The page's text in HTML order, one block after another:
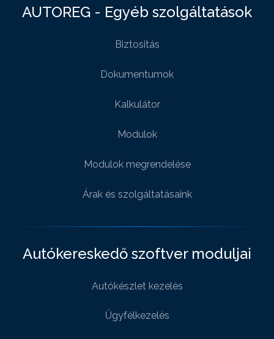
AUTOREG - Egyéb szolgáltatások
Biztositás
Dokumentumok
Kalkulátor
Modulok
Modulok megrendelése
Árak és szolgáltatásaink
Autókereskedő szoftver moduljai
Autókészlet kezelés
Ügyfélkezelés